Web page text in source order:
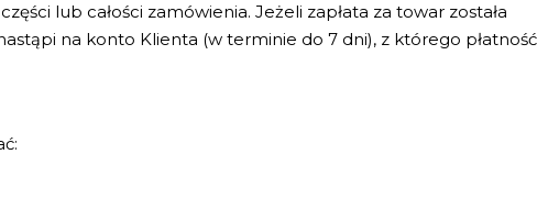
lub całości zamówienia. Jeżeli zapłata za towar została
na konto Klienta (w terminie do 7 dni), z którego płatność